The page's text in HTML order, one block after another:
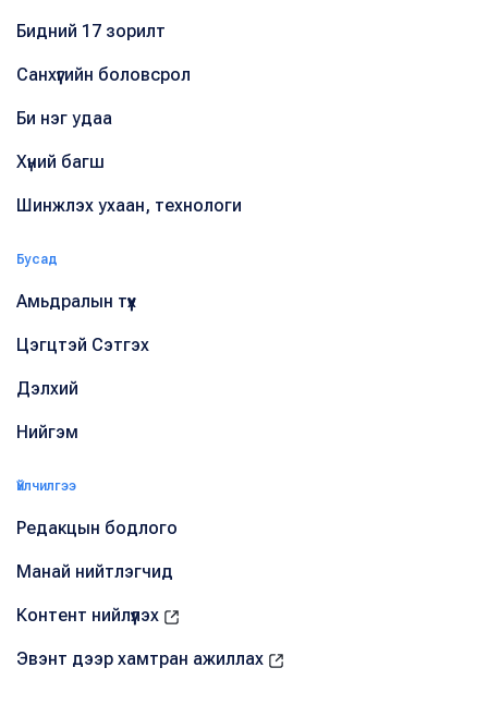
Бидний 17 зорилт
Санхүүгийн боловсрол
Би нэг удаа
Хүний багш
Шинжлэх ухаан, технологи
Бусад
Амьдралын түүх
Цэгцтэй Сэтгэх
Дэлхий
Нийгэм
Үйлчилгээ
Редакцын бодлого
Манай нийтлэгчид
Контент нийлүүлэх
Эвэнт дээр хамтран ажиллах